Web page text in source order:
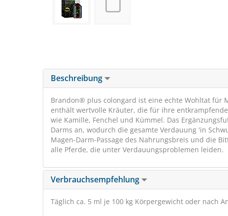
Beschreibung
Brandon® plus colongard ist eine echte Wohltat für
enthält wertvolle Kräuter, die für ihre
wie Kamille, Fenchel und Kümmel. Das
Darms an, wodurch die gesamte Verdauung 'in
Magen-Darm-Passage des Nahrungsbreis und die
alle Pferde, die unter Verdauungsproblemen leiden.
Verbrauchsempfehlung
Täglich ca. 5 ml je 100 kg Körpergewicht oder nach